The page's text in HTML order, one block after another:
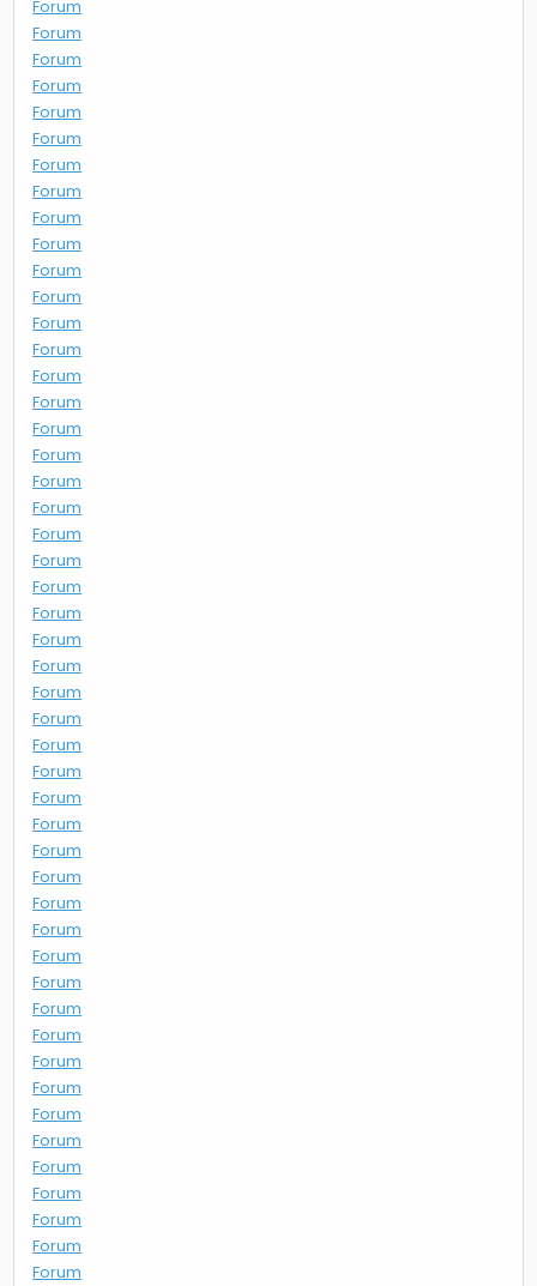
Forum
Forum
Forum
Forum
Forum
Forum
Forum
Forum
Forum
Forum
Forum
Forum
Forum
Forum
Forum
Forum
Forum
Forum
Forum
Forum
Forum
Forum
Forum
Forum
Forum
Forum
Forum
Forum
Forum
Forum
Forum
Forum
Forum
Forum
Forum
Forum
Forum
Forum
Forum
Forum
Forum
Forum
Forum
Forum
Forum
Forum
Forum
Forum
Forum